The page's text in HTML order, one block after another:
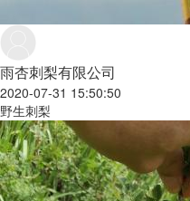
雨杏刺梨有限公司
2020-07-31 15:50:50
野生刺梨